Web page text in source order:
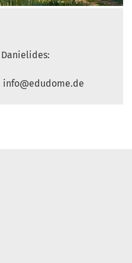
Danielides:
info@edudome.de